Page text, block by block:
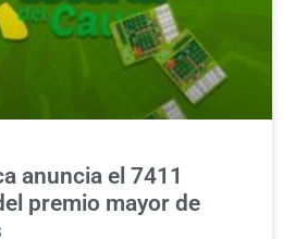
anuncia el 7411
premio mayor de